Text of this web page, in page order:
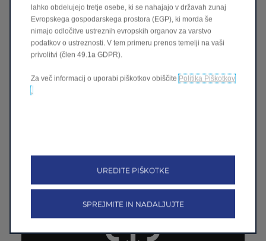
lahko obdelujejo tretje osebe, ki se nahajajo v državah zunaj
Evropskega gospodarskega prostora (EGP), ki morda še
nimajo odločitve ustreznih evropskih organov za varstvo
podatkov o ustreznosti. V tem primeru prenos temelji na vaši
privolitvi (člen 49.1a GDPR).
Za več informacij o uporabi piškotkov obiščite Politika Piškotkov
.
UREDITE PIŠKOTKE
SPREJMITE IN NADALJUJTE